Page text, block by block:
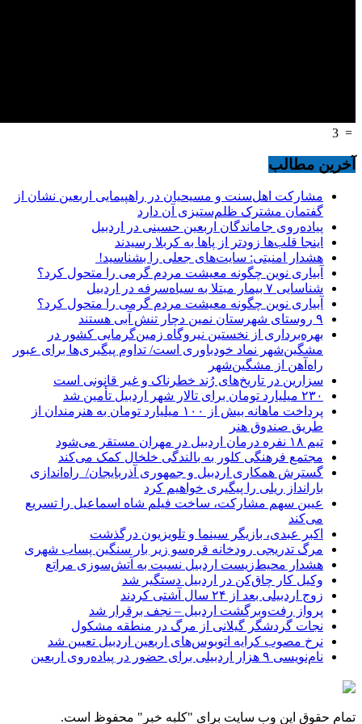
=
3
آخرین مطالب
مشارکت اهل‌سنت و مسیحیان در راهپیمایی اربعین نشان از
گفتمان مشترک ظلم‌ستیزی آن دارد
پیاده‌روی جاماندگان اربعین حسینی در اردبیل
اینجا قلب‌ها زودتر از پاها به کربلا رسیدند
هشدار امنیتی: سایت‌های جعلی را بشناسید!
آبیاری نوین چگونه معیشت مردم گرمی را متحول کرد؟
شناسایی ۷ بیمار مبتلا به سیاه‌سرفه در اردبیل
آبیاری نوین چگونه معیشت مردم گرمی را متحول کرد؟
۹ روستای شهرستان نمین دچار تنش آبی هستند
بهره‌برداری از نخستین نیروگاه زمین‌گرمایی کشور در
مشگین‌شهر نماد خودباوری است/ تداوم پیگیری‌ها برای عبور
راه‌آهن از مشگین‌شهر
سزارین در تاریخ‌های رُند خطرناک و غیر قانونی است
۲۳۰ میلیارد تومان برای تالار شهر اردبیل تأمین شد
پرداخت ماهانه بیش از ۱۰۰ میلیارد تومان به هنرمندان از
طریق صندوق هنر
تیم ۱۸ نفره درمان اردبیل در مهران مستقر می‌شود
مجتمع فرهنگی کلور به بالندگی خلخال کمک می‌کند
گسترش همکاری اردبیل و جمهوری آذربایجان/ راه‌اندازی
بارانداز ریلی را پیگیری خواهیم کرد
عیین سهم مشارکت، ساخت فیلم شاه‌ اسماعیل را تسریع
می‌کند
اکبر عبدی، بازیگر سینما و تلویزیون درگذشت
مرگ تدریجی رودخانه قره‌سو زیر بار سنگین پساب شهری
هشدار محیط‌زیست اردبیل نسبت به آتش‌سوزی مراتع
وکیل کار چاق‌کن در اردبیل دستگیر شد
زوج اردبیلی بعد از ۲۴ سال آشتی کردند
پرواز رفت‌وبرگشت اردبیل – نجف برقرار شد
نجات گردشگر گیلانی از مرگ در منطقه مشکول
نرخ مصوب کرایه اتوبوس‌های اربعین اردبیل تعیین شد
نام‌نویسی ۹ هزار اردبیلی برای حضور در پیاده‌روی اربعین
تمام حقوق این وب سایت برای "کلبه خبر" محفوظ است.